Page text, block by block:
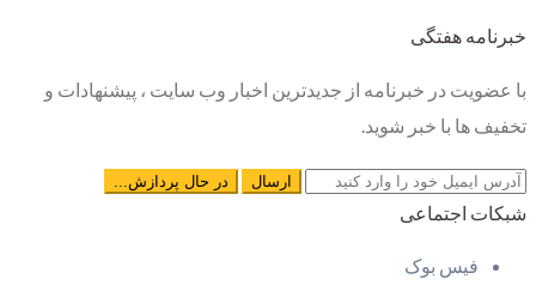
خبرنامه هفتگی
با عضویت در خبرنامه از جدیدترین اخبار وب سایت ، پیشنهادات و
تخفیف ها با خبر شوید.
شبکات اجتماعی
فیس بوک